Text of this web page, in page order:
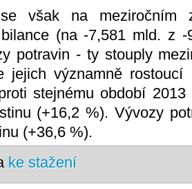
však na meziročním
(na -7,581 mld. z
potravin - ty stouply
jejich významně
stejnému období
(+16,2 %). Vývozy
(+36,6 %).
ke stažení